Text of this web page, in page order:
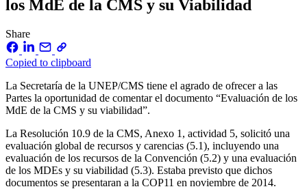
los MdE de la CMS y su Viabilidad
Share
Copied to clipboard
La Secretaría de la UNEP/CMS tiene el agrado de ofrecer a las
Partes la oportunidad de comentar el documento “Evaluación de los
MdE de la CMS y su viabilidad”.
La Resolución 10.9 de la CMS, Anexo 1, actividad 5, solicitó una
evaluación global de recursos y carencias (5.1), incluyendo una
evaluación de los recursos de la Convención (5.2) y una evaluación
de los MDEs y su viabilidad (5.3). Estaba previsto que dichos
documentos se presentaran a la COP11 en noviembre de 2014.